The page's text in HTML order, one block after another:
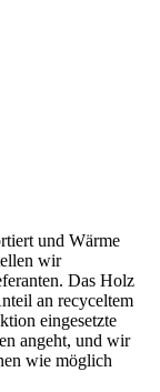
und Wärme
wir
Das Holz
an recyceltem
eingesetzte
angeht, und wir
wie möglich